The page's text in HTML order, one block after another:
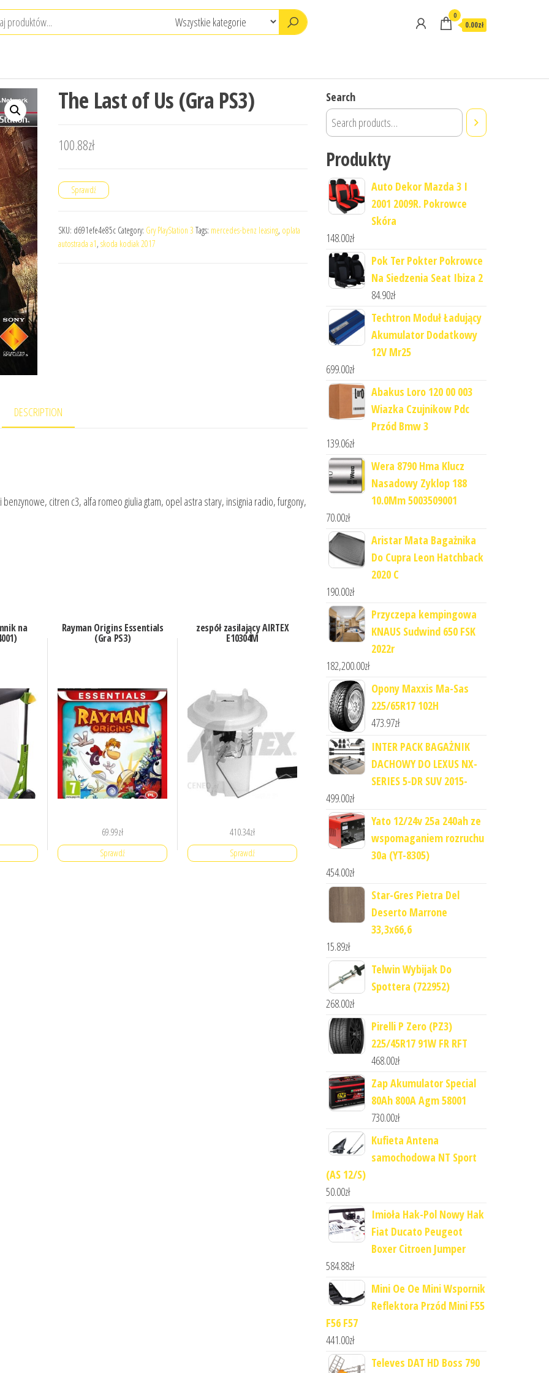
0
0.00zł
The Last of Us (Gra PS3)
100.88zł
Sprawdź
SKU: d691efe4e85c Category: Gry PlayStation 3 Tags: mercedes-benz leasing, oplata
autostrada a1, skoda kodiak 2017
DESCRIPTION
citren c3, alfa romeo giulia gtam, opel astra stary, insignia radio, furgony,
na Rayman Origins Essentials
(Gra PS3)
69.99zł
Sprawdź
zespół zasilający AIRTEX
E10304M
410.34zł
Sprawdź
Search
Produkty
Auto Dekor Mazda 3 I
2001 2009R. Pokrowce
Skóra
148.00zł
Pok Ter Pokter Pokrowce
Na Siedzenia Seat Ibiza 2
84.90zł
Techtron Moduł Ładujący
Akumulator Dodatkowy
12V Mr25
699.00zł
Abakus Loro 120 00 003
Wiazka Czujnikow Pdc
Przód Bmw 3
139.06zł
Wera 8790 Hma Klucz
Nasadowy Zyklop 188
10.0Mm 5003509001
70.00zł
Aristar Mata Bagażnika
Do Cupra Leon Hatchback
2020 C
190.00zł
Przyczepa kempingowa
KNAUS Sudwind 650 FSK
2022r
182,200.00zł
Opony Maxxis Ma-Sas
225/65R17 102H
473.97zł
INTER PACK BAGAŻNIK
DACHOWY DO LEXUS NX-
SERIES 5-DR SUV 2015-
499.00zł
Yato 12/24v 25a 240ah ze
wspomaganiem rozruchu
30a (YT-8305)
454.00zł
Star-Gres Pietra Del
Deserto Marrone
33,3x66,6
15.89zł
Telwin Wybijak Do
Spottera (722952)
268.00zł
Pirelli P Zero (PZ3)
225/45R17 91W FR RFT
468.00zł
Zap Akumulator Special
80Ah 800A Agm 58001
730.00zł
Kufieta Antena
samochodowa NT Sport
(AS 12/S)
50.00zł
Imioła Hak-Pol Nowy Hak
Fiat Ducato Peugeot
Boxer Citroen Jumper
584.88zł
Mini Oe Oe Mini Wspornik
Reflektora Przód Mini F55
F56 F57
441.00zł
Televes DAT HD Boss 790